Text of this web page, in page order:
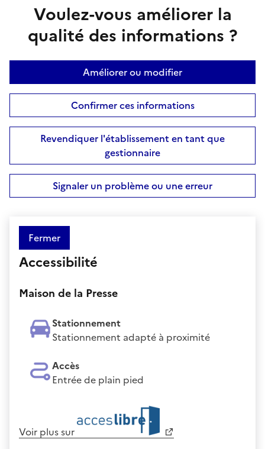
Voulez-vous améliorer la
qualité des informations ?
Améliorer ou modifier
Confirmer ces informations
Revendiquer l'établissement en tant que
gestionnaire
Signaler un problème ou une erreur
Fermer
Accessibilité
Maison de la Presse
Stationnement
Stationnement adapté à proximité
Accès
Entrée de plain pied
Voir plus sur